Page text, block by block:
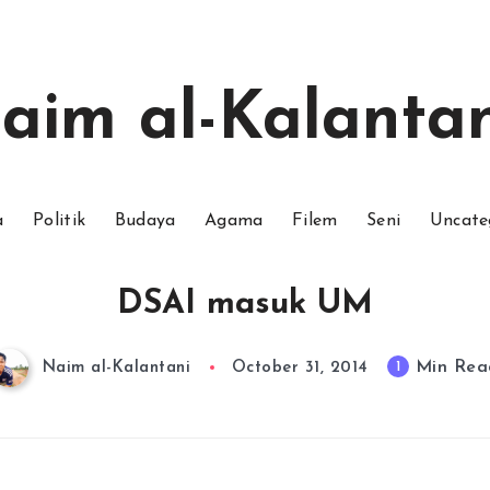
al-
Politik Budaya Agama Filem Seni
DSAI masuk UM
Naim al-Kalantani October 31, 2014 Min